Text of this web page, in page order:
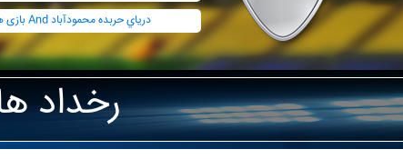
بازی های گذشته شهدا مقاومت جويبار And درياي حربده محمودآباد
رخداد